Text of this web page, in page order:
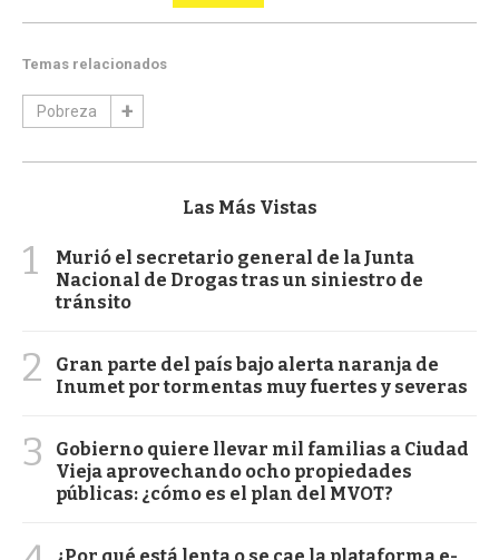
Temas relacionados
Pobreza
Las Más Vistas
1
Murió el secretario general de la Junta
Nacional de Drogas tras un siniestro de
tránsito
2
Gran parte del país bajo alerta naranja de
Inumet por tormentas muy fuertes y severas
3
Gobierno quiere llevar mil familias a Ciudad
Vieja aprovechando ocho propiedades
públicas: ¿cómo es el plan del MVOT?